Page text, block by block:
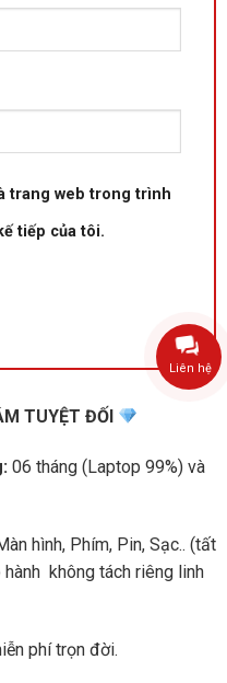
trang web trong trình
tiếp của tôi.
TUYỆT ĐỐI
06 tháng (Laptop 99%) và
hình, Phím, Pin, Sạc.. (tất
không tách riêng linh
phí trọn đời.
Liên hệ